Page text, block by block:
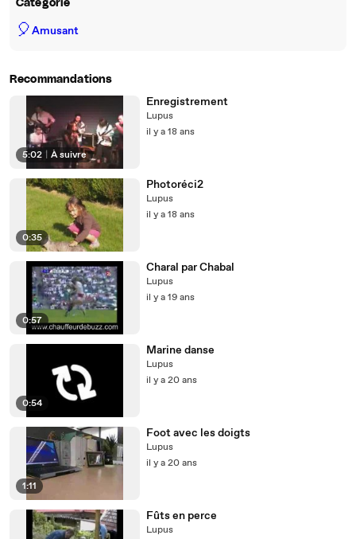
Catégorie
🎈Amusant
Recommandations
5:02 À suivre
Enregistrement
Lupus
il y a 18 ans
0:35
Photoréci2
Lupus
il y a 18 ans
0:57
Charal par Chabal
Lupus
il y a 19 ans
0:54
Marine danse
Lupus
il y a 20 ans
1:11
Foot avec les doigts
Lupus
il y a 20 ans
Fûts en perce
Lupus